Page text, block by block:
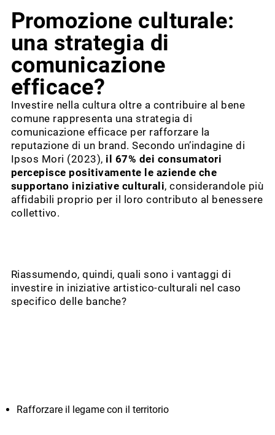
Promozione culturale:
una strategia di
comunicazione
efficace?
Investire nella cultura oltre a contribuire al bene
comune rappresenta una strategia di
comunicazione efficace per rafforzare la
reputazione di un brand. Secondo un’indagine di
Ipsos Mori (2023), il 67% dei consumatori
percepisce positivamente le aziende che
supportano iniziative culturali, considerandole più
affidabili proprio per il loro contributo al benessere
collettivo.
Riassumendo, quindi, quali sono i vantaggi di
investire in iniziative artistico-culturali nel caso
specifico delle banche?
Rafforzare il legame con il territorio